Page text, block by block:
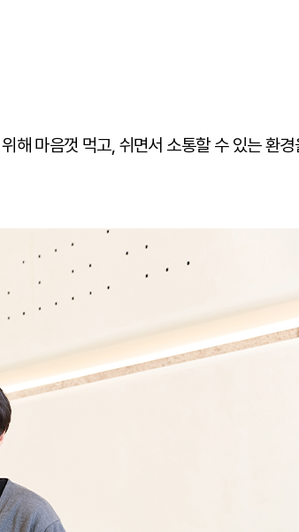
해 마음껏 먹고, 쉬면서 소통할 수 있는 환경